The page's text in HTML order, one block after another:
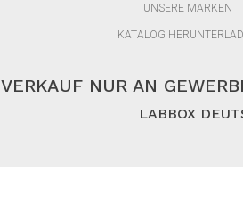
UNSERE MARKEN
KATALOG
VERKAUF NUR AN
LABBOX